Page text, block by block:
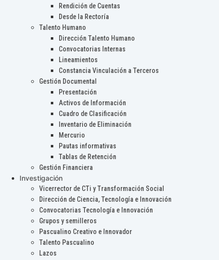
Rendición de Cuentas
Desde la Rectoría
Talento Humano
Dirección Talento Humano
Convocatorias Internas
Lineamientos
Constancia Vinculación a Terceros
Gestión Documental
Presentación
Activos de Información
Cuadro de Clasificación
Inventario de Eliminación
Mercurio
Pautas informativas
Tablas de Retención
Gestión Financiera
Investigación
Vicerrector de CTi y Transformación Social
Dirección de Ciencia, Tecnología e Innovación
Convocatorias Tecnología e Innovación
Grupos y semilleros
Pascualino Creativo e Innovador
Talento Pascualino
Lazos